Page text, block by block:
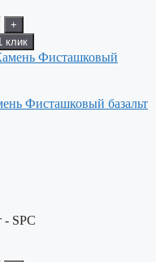
+
клик
Фисташковый базальт
SPC